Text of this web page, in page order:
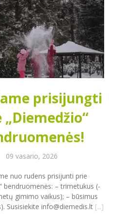
DIENA
APLINKA
APLINKA
prisijungti
„Diemedžio“
09 vasario, 2026
nuo rudens prisijunti prie
bendruomenės: – trimetukus (-
gimimo vaikus); – būsimus
Susisiekite info@diemedis.lt [...]